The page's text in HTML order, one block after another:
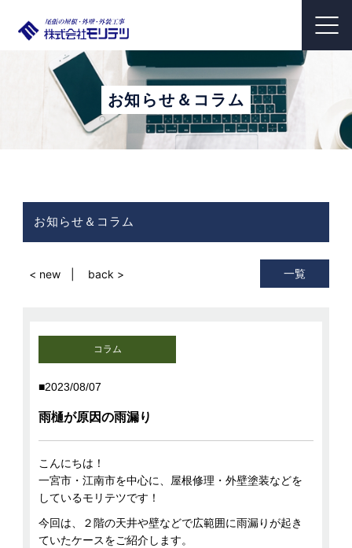
お知らせ＆コラム
お知らせ＆コラム
一覧
< new back >
コラム
2023/08/07
雨樋が原因の雨漏り
こんにちは！
一宮市・江南市を中心に、屋根修理・外壁塗装などを
しているモリテツです！
今回は、２階の天井や壁などで広範囲に雨漏りが起き
ていたケースをご紹介します。